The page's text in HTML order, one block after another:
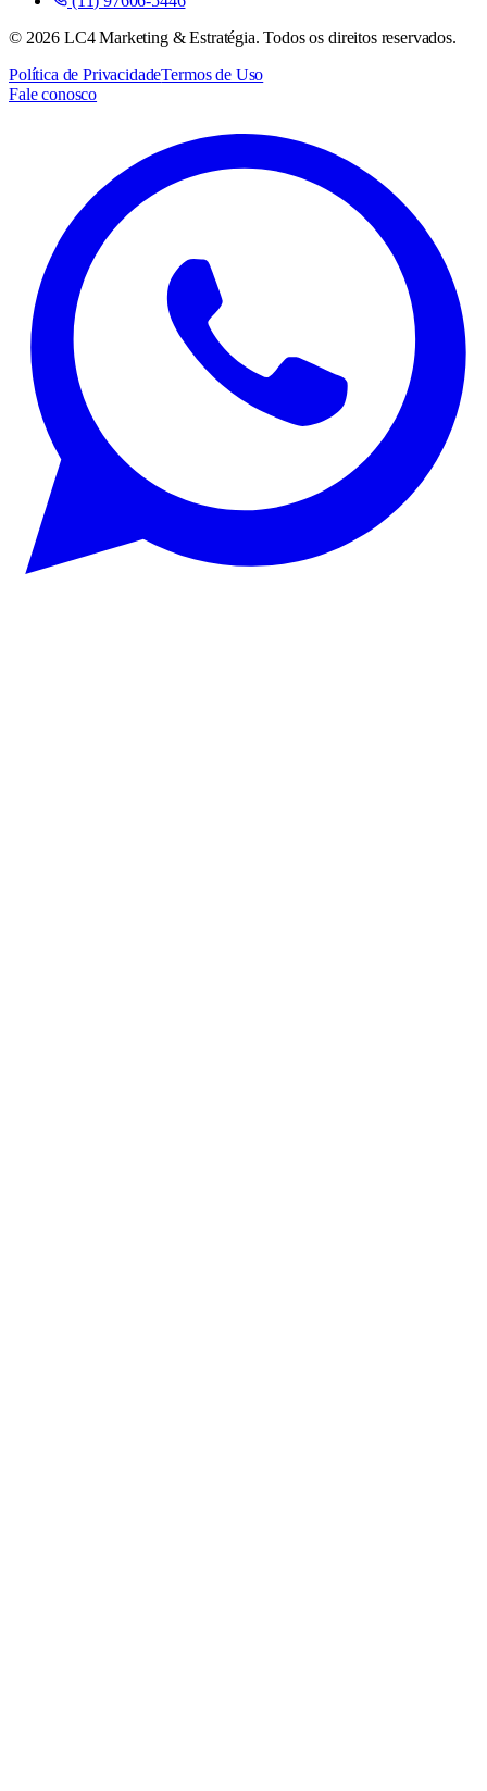
© 2026 LC4 Marketing & Estratégia. Todos os direitos reservados.
Política de PrivacidadeTermos de Uso
Fale conosco